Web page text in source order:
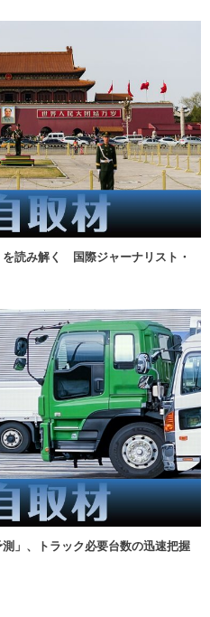
を読み解く 国際ジャーナリスト・
」、トラック必要台数の迅速把握